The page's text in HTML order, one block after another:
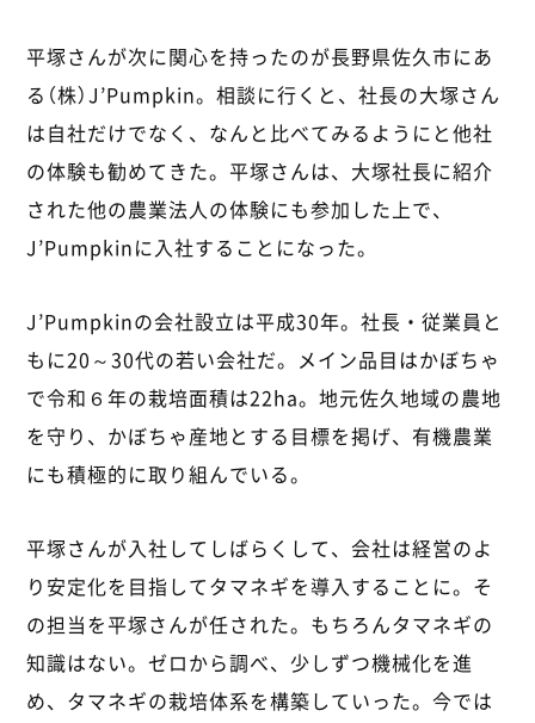
平塚さんが次に関心を持ったのが長野県佐久市にあ
る（株）J’Pumpkin。相談に行くと、社長の大塚さん
は自社だけでなく、なんと比べてみるようにと他社
の体験も勧めてきた。平塚さんは、大塚社長に紹介
された他の農業法人の体験にも参加した上で、
J’Pumpkinに入社することになった。
J’Pumpkinの会社設立は平成30年。社長・従業員と
もに20～30代の若い会社だ。メイン品目はかぼちゃ
で令和６年の栽培面積は22ha。地元佐久地域の農地
を守り、かぼちゃ産地とする目標を掲げ、有機農業
にも積極的に取り組んでいる。
平塚さんが入社してしばらくして、会社は経営のよ
り安定化を目指してタマネギを導入することに。そ
の担当を平塚さんが任された。もちろんタマネギの
知識はない。ゼロから調べ、少しずつ機械化を進
め、タマネギの栽培体系を構築していった。今では